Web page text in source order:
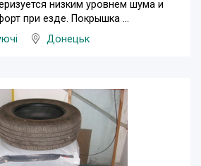
низким уровнем шума и
при езде. Покрышка ...
Донецьк